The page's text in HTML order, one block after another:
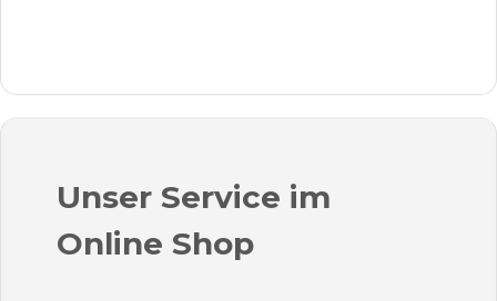
Unser Service im
Online Shop